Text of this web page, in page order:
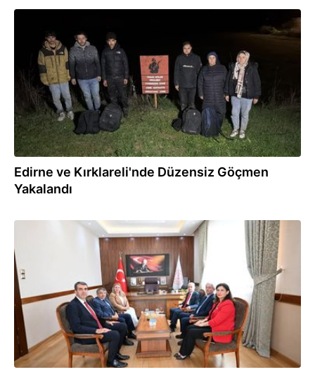
Edirne ve Kırklareli'nde Düzensiz Göçmen
Yakalandı